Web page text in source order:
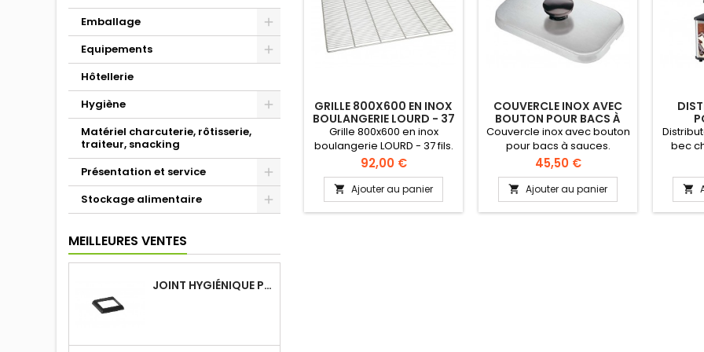
Emballage
Equipements
Hôtellerie
Hygiène
Matériel charcuterie, rôtisserie,
traiteur, snacking
Présentation et service
Stockage alimentaire
MEILLEURES VENTES
JOINT HYGIÉNIQUE POUR ANNEAU TUBE 40 X 40 MM NOIR
GRILLE 800X600 EN INOX
BOULANGERIE LOURD - 37
FILS
Grille 800x600 en inox
boulangerie LOURD - 37 fils.
Type euro léger
boulangerie Epaisseur du
cadre : diamètre 8 mm 4
Traverses diamètre 8 mm
37 fils de 4 mm Sens des fils
Prix
92,00 €
 Ajouter au panier
COUVERCLE INOX AVEC
BOUTON POUR BACS À
SAUCES
Couvercle inox avec bouton
pour bacs à sauces.
Matière : Inox - finition
brillante Couvercle pour
refermer les bacs à sauce
n'utilisant pas de pompe
doseuses Dispose d'une
Prix
45,50 €
 Ajouter au panier
bec
pour
